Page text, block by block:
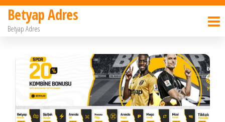
İçeriğe
atla
Betyap Adres
Betyap Adres